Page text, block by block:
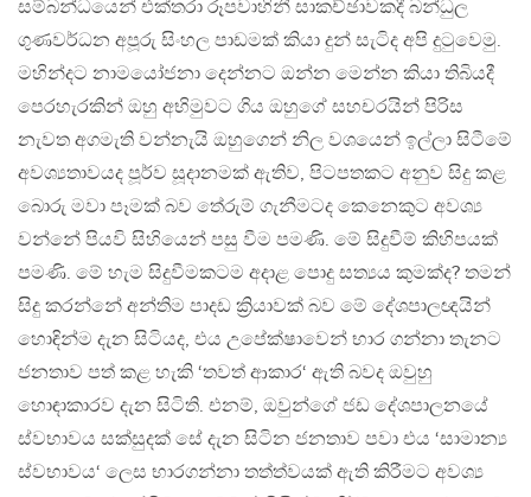
සම්බන්ධයෙන් එක්තරා රූපවාහිනී සාකච්ඡාවකදී බන්ධුල
ගුණවර්ධන අපූරු සිංහල පාඩමක් කියා දුන් සැටිද අපි දුටුවෙමු.
මහින්දට නාමයෝජනා දෙන්නට ඔන්න මෙන්න කියා තිබියදී
පෙරහැරකින් ඔහු අභිමුවට ගිය ඔහුගේ සහචරයින් පිරිස
නැවත අගමැති වන්නැයි ඔහුගෙන් නිල වශයෙන් ඉල්ලා සිටීමේ
අවශ්‍යතාවයද පූර්ව සූදානමක් ඇතිව, පිටපතකට අනුව සිදු කළ
බොරු මවා පෑමක් බව තේරුම් ගැනීමටද කෙනෙකුට අවශ්‍ය
වන්නේ පියවි සිහියෙන් පසු වීම පමණි. මේ සිදුවීම් කිහිපයක්
පමණි. මේ හැම සිදුවීමකටම අදාළ පොදු සත්‍යය කුමක්ද? තමන්
සිදු කරන්නේ අන්තිම පාදඩ ක්‍රියාවක් බව මේ දේශපාලඥයින්
හොඳින්ම දැන සිටියද, එය උපේක්ෂාවෙන් භාර ගන්නා තැනට
ජනතාව පත් කළ හැකි ‘තවත් ආකාර‘ ඇති බවද ඔවුහු
හොඳාකාරව දැන සිටිති. එනම්, ඔවුන්ගේ ජඩ දේශපාලනයේ
ස්වභාවය සක්සුදක් සේ දැන සිටින ජනතාව පවා එය ‘සාමාන්‍ය
ස්වභාවය‘ ලෙස භාරගන්නා තත්ත්වයක් ඇති කිරීමට අවශ්‍ය